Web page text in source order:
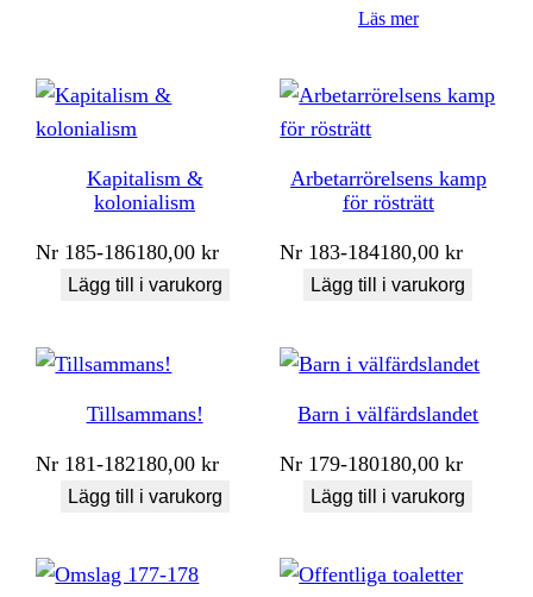
Läs mer
Kapitalism &
kolonialism
Nr 185-186180,00kr
Lägg till i varukorg
Arbetarrörelsens kamp
för rösträtt
Nr 183-184180,00kr
Lägg till i varukorg
Tillsammans!
Nr 181-182180,00kr
Lägg till i varukorg
Barn i välfärdslandet
Nr 179-180180,00kr
Lägg till i varukorg